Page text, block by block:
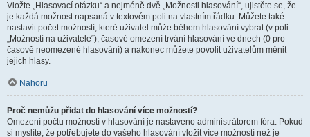
Vložte „Hlasovací otázku“ a nejméně dvě „Možnosti hlasování“, ujistěte se, že
je každá možnost napsaná v textovém poli na vlastním řádku. Můžete také
nastavit počet možností, které uživatel může během hlasování vybrat (v poli
„Možností na uživatele“), časové omezení trvání hlasování ve dnech (0 pro
časově neomezené hlasování) a nakonec můžete povolit uživatelům měnit
jejich hlasy.
Nahoru
Proč nemůžu přidat do hlasování více možností?
Omezení počtu možností v hlasování je nastaveno administrátorem fóra. Pokud
si myslíte, že potřebujete do vašeho hlasování vložit více možností než je